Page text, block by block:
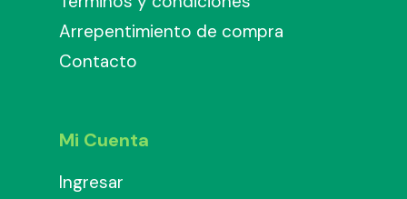
Arrepentimiento de compra
Contacto
Mi Cuenta
Ingresar